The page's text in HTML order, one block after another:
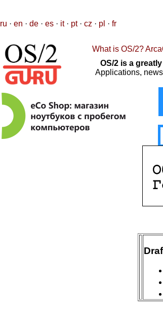
ru · en · de · es · it· pt· cz · pl · fr
What is OS/2?
OS/2 is a
Applications,